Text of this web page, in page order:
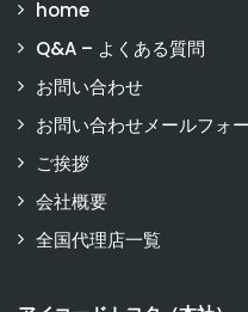
home
Q&A – よくある質問
お問い合わせ
お問い合わせメールフォ
ご挨拶
会社概要
全国代理店一覧